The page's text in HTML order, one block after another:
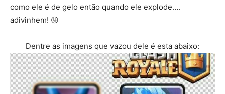
como ele é de gelo então quando ele explode….
adivinhem! 😛
Dentre as imagens que vazou dele é esta abaixo: